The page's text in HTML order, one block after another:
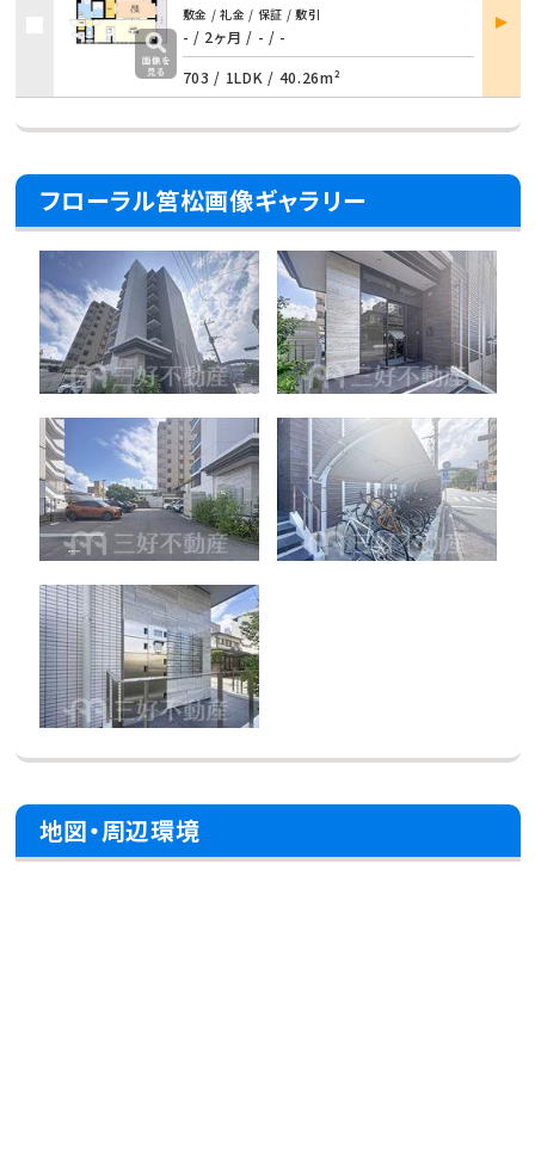
敷金 / 礼金 / 保証 / 敷引
- / 2ヶ月 / - / -
703 / 1LDK / 40.26m²
部屋
詳細
フローラル筥松画像ギャラリー
地図・周辺環境